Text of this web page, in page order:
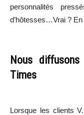
personnalités
d’hôtesses…Vrai ?
Nous
Times
Lorsque les clients